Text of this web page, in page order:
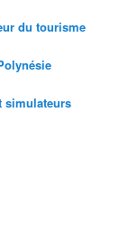
du tourisme
simulateurs